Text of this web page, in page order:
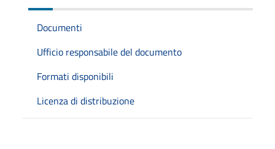
Documenti
Ufficio responsabile del documento
Formati disponibili
Licenza di distribuzione